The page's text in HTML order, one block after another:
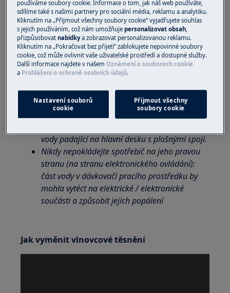
OFF.
Před přístupem k interním součástem odpojte
napájecí kabel ze zásuvky.
Některé součásti v mechanické části by mohly
způsobit zranění, proto noste vhodnou
ochranu a postupujte opatrně.
Před položením přístroje na bok vždy
vyprázdněte veškerou vodu.
Pokud musí být spotřebič kvůli údržbě nebo z
jiného důvodu položen na bok, položte jej na
vody padající na hlavní desku s plošnými spoji.
Nikdy nepokládejte spotřebič na jeho pravou
stranu (na stranu elektronického ovládání):
část vody v dávkovači pracího prostředku by
mohla vytéct na elektrické / elektronické
součásti a způsobit jejich popálení
Jak vyměnit vlnovcové těsnění
používáme soubory cookie. Informace o tom, jak náš web používáte,
sdílíme také s našimi partnery pro sociální média, reklamu a analytiku.
Kliknutím na „Přijmout všechny soubory cookie“ vyjadřujete souhlas
s jejich používáním, což nám umožňujepersonalizovat obsah,
přizpůsobovatnabídkya zobrazovat personalizovanou reklamu.
Kliknutím na „Pokračovat bez přijetí“ zablokujete nepovinné soubory
cookie, což může ovlivnit vaše uživatelské prostředí a dostupné služby.
Další informace najdete v našemOznámení o souborech cookie
a Prohlášení o ochraně osobních údajů.
Nastavení souborů
cookie
Přijmout všechny
soubory cookie